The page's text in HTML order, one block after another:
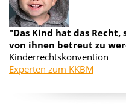
"Das Kind hat das
von ihnen betreut zu
Kinderrechtskonvention
Experten zum KKBM